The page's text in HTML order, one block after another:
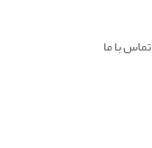
تماس با ما